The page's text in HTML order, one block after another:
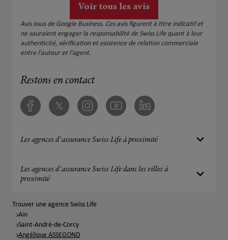
Voir tous les avis
Avis issus de Google Business. Ces avis figurent à titre indicatif et
ne sauraient engager la responsabilité de Swiss Life quant à leur
authenticité, vérification et existence de relation commerciale
entre l'auteur et l'agent.
Restons en contact
FacebookTwitter InstagramYoutube Linkedin
Les agences d'assurance Swiss Life à proximité
Les agences d'assurance Swiss Life dans les villes à
proximité
Trouver une agence Swiss Life
Ain
Saint-André-de-Corcy
Angélique ASSEGOND